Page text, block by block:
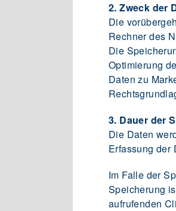
2. Zweck der
Die
Rechner des
Die
Optimierung
Daten zu
3. Dauer der
Die Daten
Erfassung der
Im Falle der
Speicherung
aufrufenden